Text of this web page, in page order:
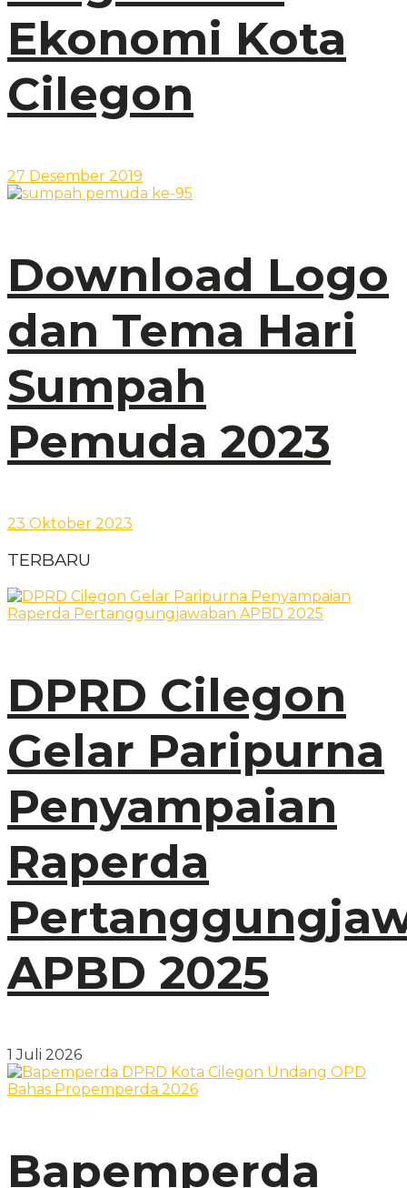
Ekonomi Kota
Cilegon
27 Desember 2019
Download Logo
dan Tema Hari
Sumpah
Pemuda 2023
23 Oktober 2023
TERBARU
DPRD Cilegon
Gelar Paripurna
Penyampaian
Raperda
APBD 2025
1 Juli 2026
Bapemperda